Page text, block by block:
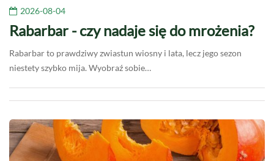
2026-08-04
Rabarbar - czy nadaje się do mrożenia?
Rabarbar to prawdziwy zwiastun wiosny i lata, lecz jego sezon
niestety szybko mija. Wyobraź sobie…